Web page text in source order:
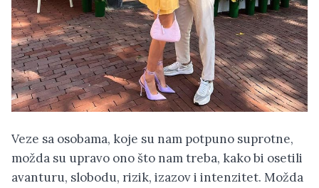
Veze sa osobama, koje su nam potpuno suprotne,
možda su upravo ono što nam treba, kako bi osetili
avanturu, slobodu, rizik, izazov i intenzitet. Možda